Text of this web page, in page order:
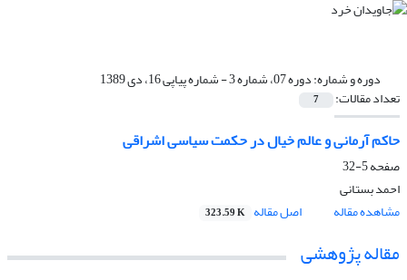
دوره و شماره:دوره 07، شماره 3 - شماره پیاپی 16، دی 1389
تعداد مقالات: 7
حاکم آرمانی و عالم خیال در حکمت سیاسی اشراقی
صفحه5-32
احمد بستانی
مشاهده مقاله
اصل مقاله 323.59 K
مقاله پژوهشی